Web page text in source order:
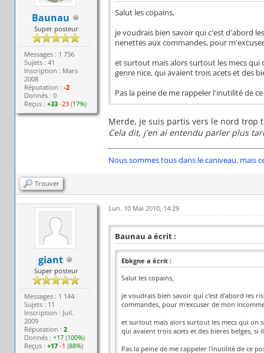
Baunau
Super posteur
Messages : 1 756
Sujets : 41
Inscription : Mars
2008
Réputation :-2
Donnés : 0
Reçus :+33 -23 (17%)
Salut les copains,
je voudrais bien savoir qui c'est d'abord
nenettes aux commandes, pour
et surtout mais alors surtout les mecs qui
genre nice, qui avaient trois acets et des
Pas la peine de me rappeler l'inutilité de
Merde, je suis partis vers le nord trop
Cela dit, j'en ai entendu parler plus
Nous sommes tous dans le caniveau, mais
Trouver
giant
Super posteur
Messages : 1 144
Sujets : 11
Inscription : Juil.
2009
Réputation :2
Donnés :+17 (100%)
Reçus :+17 -1 (88%)
Lun. 10 Mai 2010, 14:29
Baunau a écrit :
Ebkgne a écrit :
Salut les copains,
je voudrais bien savoir qui c'est d'abord les
commandes, pour m'excuser de mon
et surtout mais alors surtout les mecs qui on
qui avaient trois acets et des bieres belges, si
Pas la peine de me rappeler l'inutilité de ce